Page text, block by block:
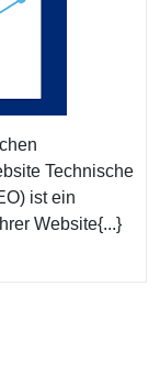
Online-
Technische
ist ein
Website{...}